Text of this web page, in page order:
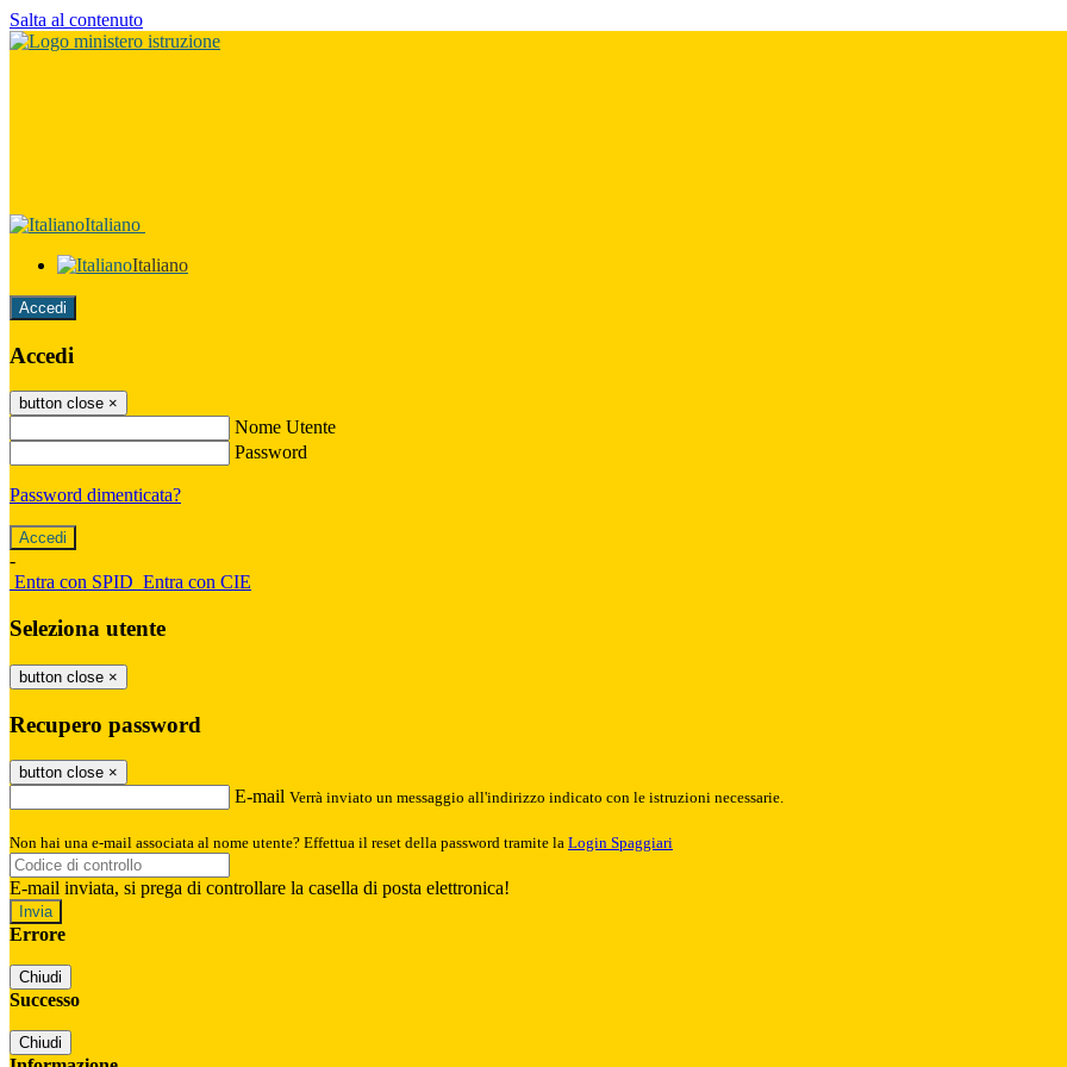
Salta al contenuto
Italiano
Italiano
Accedi
Accedi
button close ×
Nome Utente
Password
Password dimenticata?
-
Entra con SPID Entra con CIE
Seleziona utente
button close ×
Recupero password
button close ×
E-mail Verrà inviato un messaggio all'indirizzo indicato con le istruzioni necessarie.
Non hai una e-mail associata al nome utente? Effettua il reset della password tramite la Login Spaggiari
E-mail inviata, si prega di controllare la casella di posta elettronica!
Errore
Chiudi
Successo
Chiudi